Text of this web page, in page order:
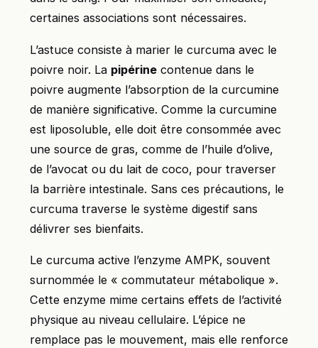
certaines associations sont nécessaires.
L’astuce consiste à marier le curcuma avec le
poivre noir. La pipérine contenue dans le
poivre augmente l’absorption de la curcumine
de manière significative. Comme la curcumine
est liposoluble, elle doit être consommée avec
une source de gras, comme de l’huile d’olive,
de l’avocat ou du lait de coco, pour traverser
la barrière intestinale. Sans ces précautions, le
curcuma traverse le système digestif sans
délivrer ses bienfaits.
Le curcuma active l’enzyme AMPK, souvent
surnommée le « commutateur métabolique ».
Cette enzyme mime certains effets de l’activité
physique au niveau cellulaire. L’épice ne
remplace pas le mouvement, mais elle renforce